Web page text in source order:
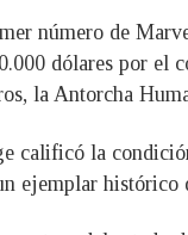
número de
dólares por el
la Antorcha
calificó la
ejemplar